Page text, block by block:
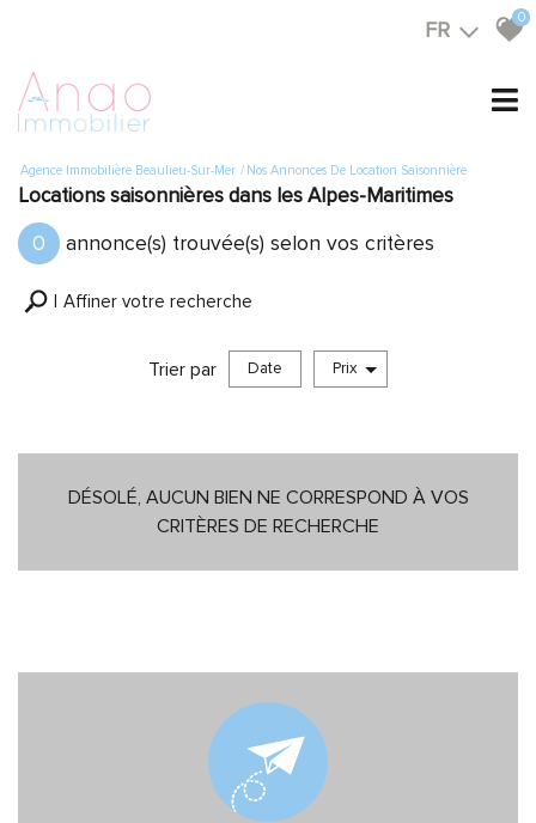
FR 0
Agence Immobilière Beaulieu-Sur-Mer Nos Annonces De Location Saisonnière
Locations saisonnières dans les Alpes-Maritimes
0
annonce(s) trouvée(s) selon vos critères
Affiner votre recherche
25KM
+ de critères
Trier par Date Prix
DÉSOLÉ, AUCUN BIEN NE CORRESPOND À VOS
CRITÈRES DE RECHERCHE